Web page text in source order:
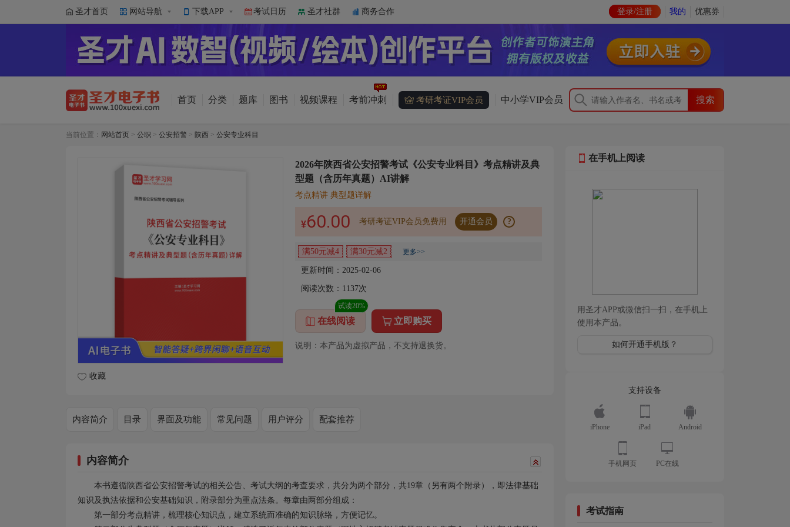
圣才首页 网站导航 下载APP 考试日历 圣才社群 商务合作 登录/注册 我的 优惠券
首页 分类 题库 图书 视频课程 考前冲刺 考研考证VIP会员 中小学VIP会员
当前位置： 网站首页 > 公职 > 公安招警 > 陕西 > 公安专业科目
收藏
2026年陕西省公安招警考试《公安专业科目》考点精讲及典
型题（含历年真题）AI讲解
考点精讲 典型题详解
¥60.00 考研考证VIP会员免费用 开通会员 ?
满50元减4 满30元减2 更多>>
更新时间：2025-02-06
阅读次数： 1137次
在线阅读
试读20%
立即购买
说明：本产品为虚拟产品，不支持退换货。
内容简介 目录 界面及功能 常见问题 用户评分 配套推荐
内容简介
本书遵循陕西省公安招警考试的相关公告、考试大纲的考查要求，共分为两个部分，共19章（另有两个附录），即法律基础
知识及执法依据和公安基础知识，附录部分为重点法条。每章由两部分组成：
第一部分考点精讲，梳理核心知识点，建立系统而准确的知识脉络，方便记忆。
在手机上阅读
用圣才APP或微信扫一扫，在手机上
使用本产品。
如何开通手机版？
支持设备
iPhone iPad Android
手机网页 PC在线
考试指南